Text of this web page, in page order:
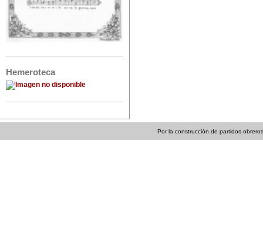
Hemeroteca
Por la construcción de partidos